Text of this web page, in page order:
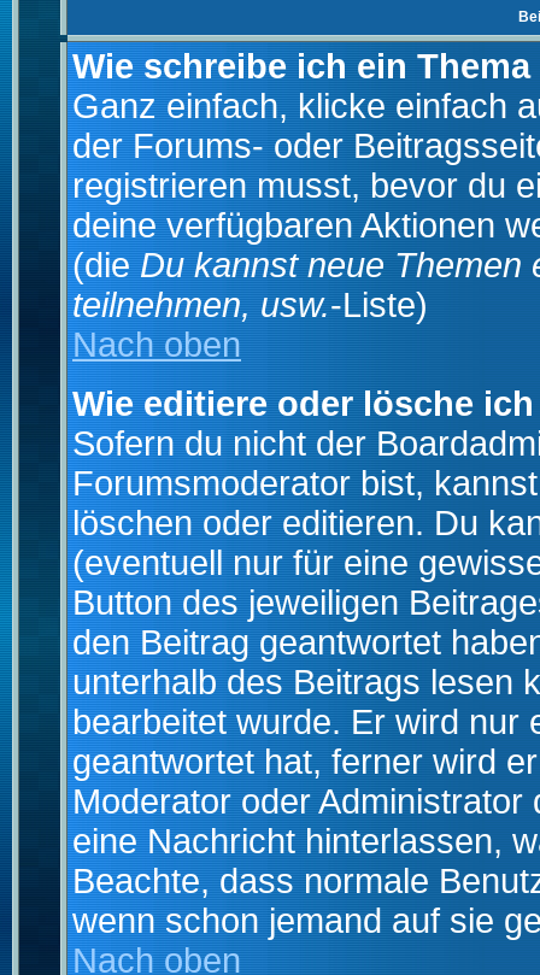
Wie schreibe ich ein
Ganz einfach, klicke einfach
der Forums- oder
registrieren musst, bevor du
deine verfügbaren Aktionen
(die Du kannst neue Themen
teilnehmen, usw.-Liste)
Nach oben
Wie editiere oder lösche
Sofern du nicht der
Forumsmoderator bist,
löschen oder editieren. Du
(eventuell nur für eine
Button des jeweiligen
den Beitrag geantwortet
unterhalb des Beitrags lesen
bearbeitet wurde. Er wird nur
geantwortet hat, ferner wird
Moderator oder
eine Nachricht hinterlassen,
Beachte, dass normale
wenn schon jemand auf sie
Nach oben